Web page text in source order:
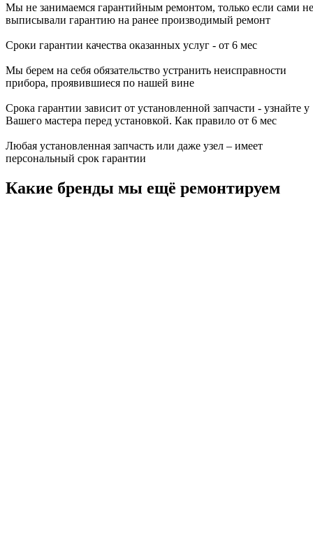
Мы не занимаемся гарантийным ремонтом, только если сами не
выписывали гарантию на ранее производимый ремонт
Сроки гарантии качества оказанных услуг - от 6 мес
Мы берем на себя обязательство устранить неисправности
прибора, проявившиеся по нашей вине
Срока гарантии зависит от установленной запчасти - узнайте у
Вашего мастера перед установкой. Как правило от 6 мес
Любая установленная запчасть или даже узел – имеет
персональный срок гарантии
Какие бренды мы ещё ремонтируем